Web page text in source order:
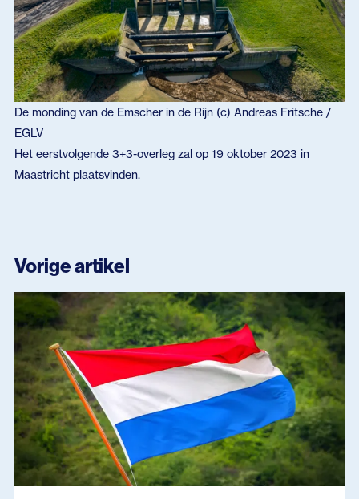
De monding van de Emscher in de Rijn (c) Andreas Fritsche /
EGLV
Het eerstvolgende 3+3-overleg zal op 19 oktober 2023 in
Maastricht plaatsvinden.
Vorige artikel